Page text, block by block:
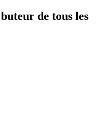
de tous les